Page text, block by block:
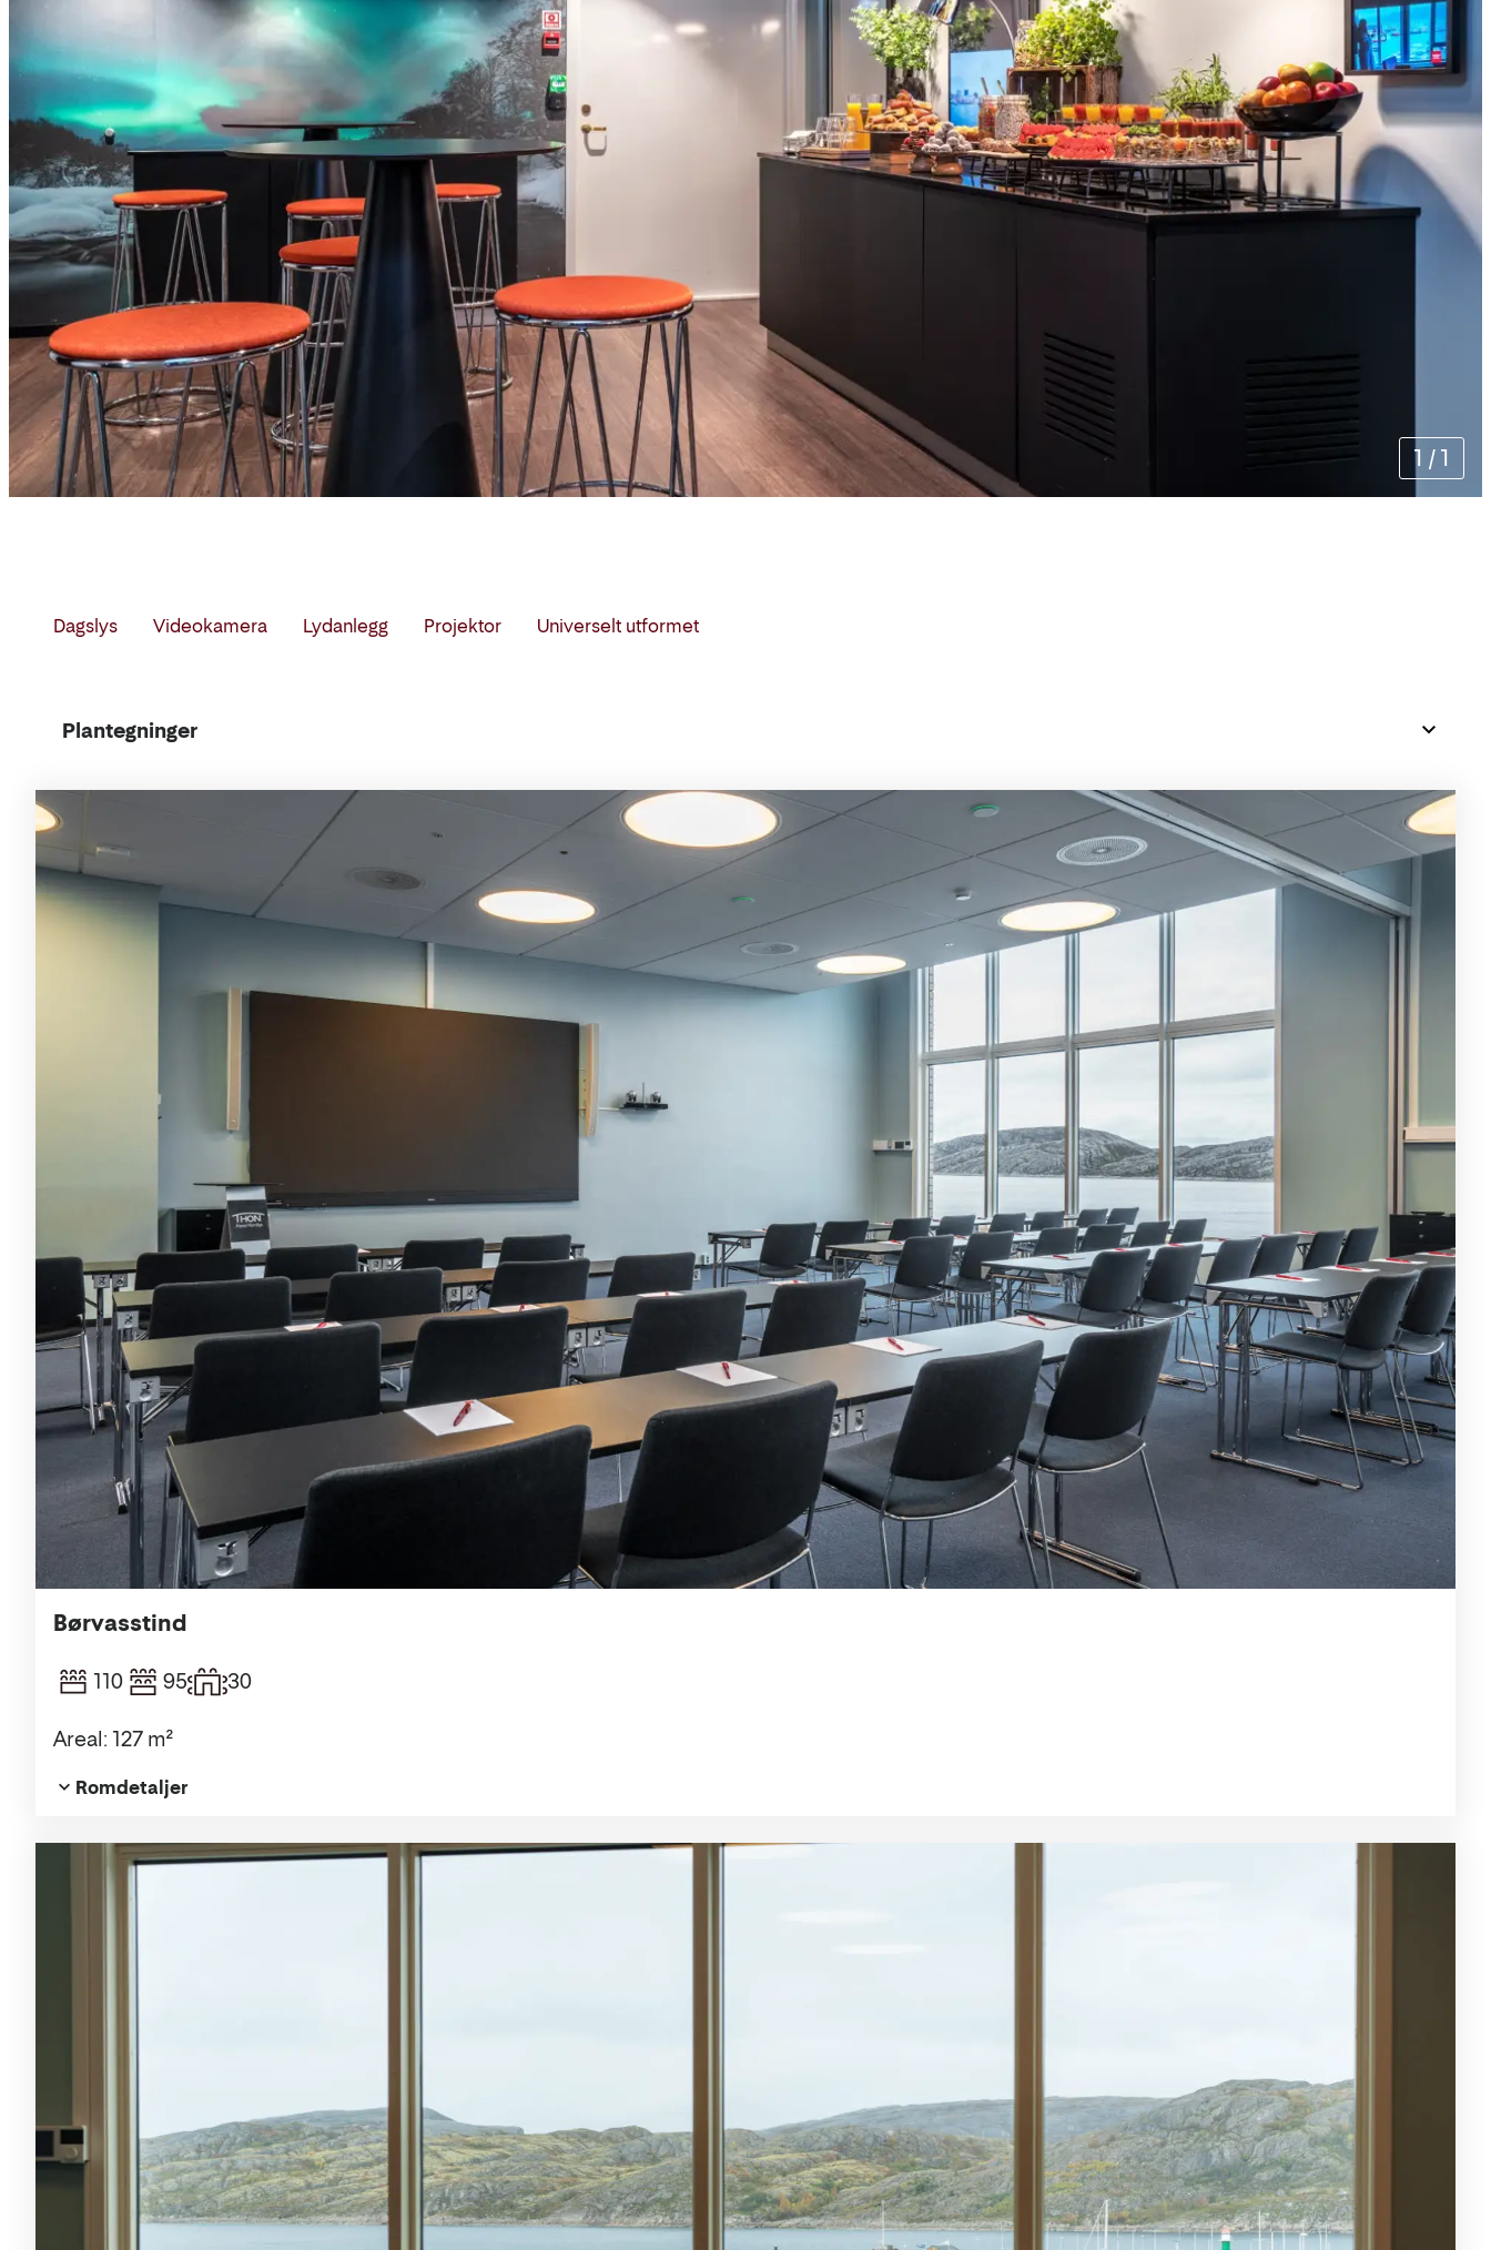
1 / 1
Dagslys Videokamera Lydanlegg Projektor Universelt utformet
Plantegninger
Børvasstind
110 95 30
Areal: 127 m²
Romdetaljer